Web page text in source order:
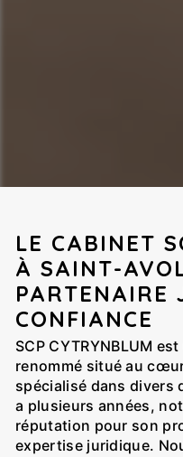
LE CABINET
À SAINT-
PARTENAIRE
CONFIANCE
SCP CYTRYNBLUM
renommé situé au
spécialisé dans divers
a plusieurs années,
réputation pour son
expertise juridique.